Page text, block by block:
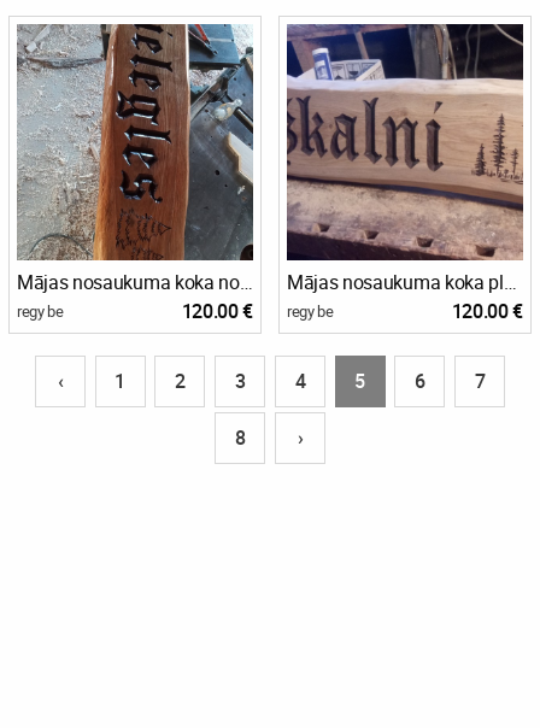
Mājas nosaukuma koka norāde
regy be 120.00 €
Mājas nosaukuma koka plāksne
regy be 120.00 €
‹ 1 2 3 4 5 6 7
8 ›